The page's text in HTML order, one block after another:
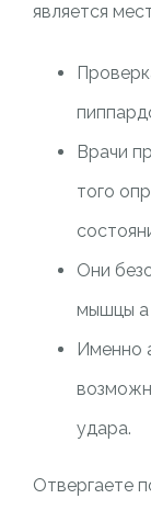
является
Врачи
того
Они
мышцы а
Именно
удара.
Отвергаете